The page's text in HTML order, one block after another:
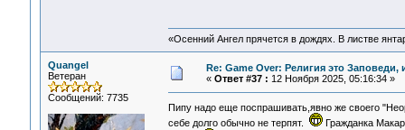
«Осенний Ангел прячется в дождях. В листве
Quangel
Ветеран
Сообщений: 7735
Re: Game Over: Религия это Заповеди,
« Ответ #37 : 12 Ноября 2025, 05:16:34 »
Пипу надо еще поспрашивать,явно же своего
себе долго обычно не терпят.
Гражданка